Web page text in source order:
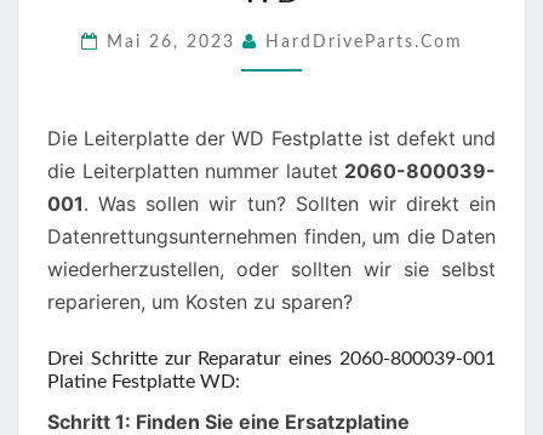
FESTPLATTE
Mai 26, 2023 HardDriveParts.com
Die Leiterplatte der WD Festplatte ist defekt und
die Leiterplatten nummer lautet 2060-800039-
001. Was sollen wir tun? Sollten wir direkt ein
Datenrettungsunternehmen finden, um die Daten
wiederherzustellen, oder sollten wir sie selbst
reparieren, um Kosten zu sparen?
Drei Schritte zur Reparatur eines 2060-800039-001
Platine Festplatte WD:
Schritt 1: Finden Sie eine Ersatzplatine